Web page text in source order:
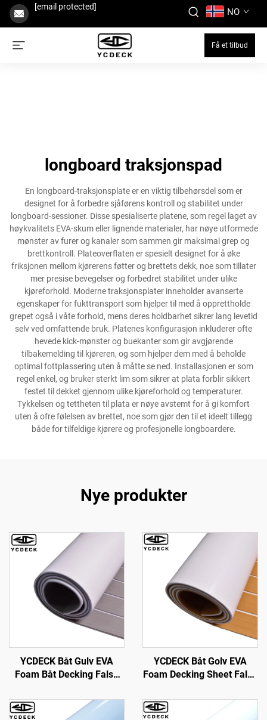
[email protected] NO
Få et tilbud
longboard traksjonspad
En longboard-traksjonsplate er en viktig tilbehørsdel som er
designet for å forbedre sjåførens kontroll og stabilitet under
longboard-sessioner. Disse spesialiserte platene, som regel laget av
høykvalitets EVA-skum eller lignende materialer, har nøye utformede
mønster av furer og kanaler som sammen gir maksimal grep og
brettkontroll. Plateoverflaten er spesielt designet for å øke
friksjonen mellom kjørerens føtter og brettets dekk, noe som tillater
mer presise bevegelser og forbedret stabilitet under ulike
kjøreforhold. Moderne traksjonsplater inneholder avanserte
egenskaper for fukttransport som hjelper til med å opprettholde
grepet også i våte forhold, mens deres holdbarhet sikrer lang levetid
selv ved omfattende bruk. Platenes konfigurasjon inkluderer ofte
hevede kick-mønster og buekanter som gir avgjørende
tilbakemelding til kjøreren, og som hjelper dem med å beholde
optimal fottplassering uten å måtte se ned. Installasjonen er som
regel enkel, og bruker sterkt lim som sikrer at plata forblir sikkert
festet til dekket gjennom ulike kjøreforhold og temperaturer.
Tykkelsen og tettheten til plata er nøye avstemt for å gi komfort
uten å ofre følelsen av brettet, noe som gjør den til et ideelt tillegg
både for tilfeldige kjørere og profesjonelle longboardere.
Nye produkter
YCDECK Båt Gulv EVA
Foam Båt Decking Falsk
Båt Carpet Sheet for
Jonbåter Swim Platform
YCDECK Båt Golv EVA
Foam Decking Sheet Falsk
Teppe Kjøleskap
Overflater Ikke-Slip